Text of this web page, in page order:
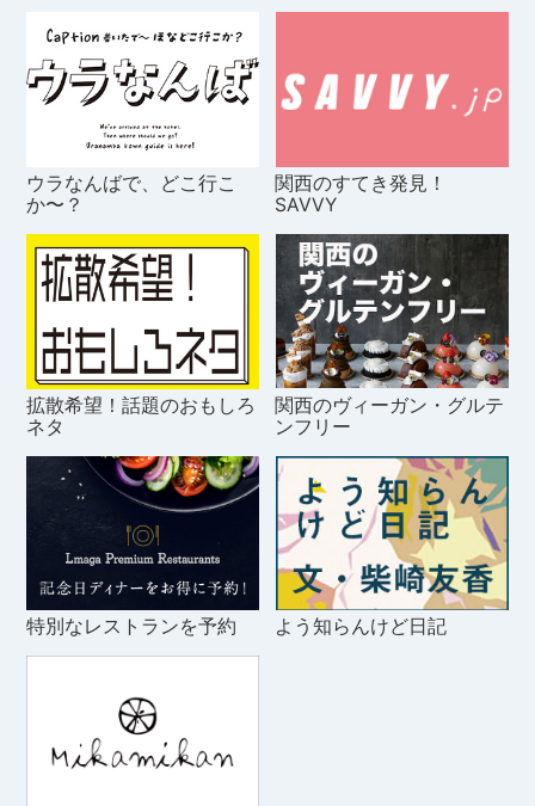
ウラなんばで、どこ行こ
か〜？
関西のすてき発見！
SAVVY
拡散希望！話題のおもしろ
ネタ
関西のヴィーガン・グルテ
ンフリー
特別なレストランを予約 よう知らんけど日記